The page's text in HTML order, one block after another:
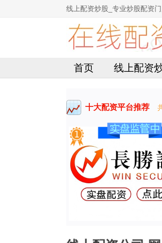
线上配资炒股_专业炒股配资
首页 线上配资
十大配资平台推荐